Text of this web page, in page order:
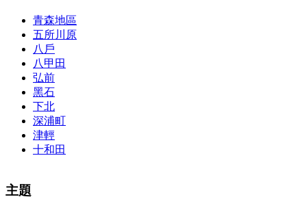
青森地區
五所川原
八戶
八甲田
弘前
黑石
下北
深浦町
津輕
十和田
The alertness of CCNA Routing and
exam, you can do with our alertness material. 210-260 lab questions
主題